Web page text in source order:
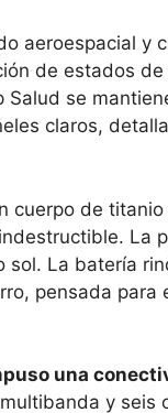
aeroespacial y
de estados
se
claros,
cuerpo de
La
sol. La batería
pensada para
una
y seis